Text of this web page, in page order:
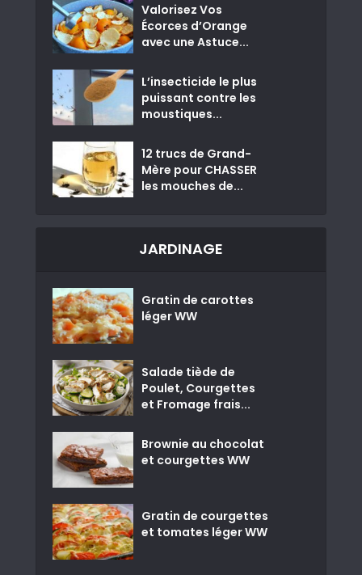
Valorisez Vos
Écorces d’Orange
avec une Astuce...
L’insecticide le plus
puissant contre les
moustiques...
12 trucs de Grand-
Mère pour CHASSER
les mouches de...
JARDINAGE
Gratin de carottes
léger WW
Salade tiède de
Poulet, Courgettes
et Fromage frais...
Brownie au chocolat
et courgettes WW
Gratin de courgettes
et tomates léger WW